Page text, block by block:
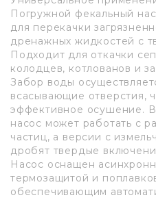
Погружной фекальный
для перекачки
дренажных жидкостей с
Подходит для откачки
колодцев, котлованов и
Забор воды
всасывающие отверстия,
эффективное осушение.
насос может работать с
частиц, а версии с
дробят твердые
Насос оснащен
термозащитой и
обеспечивающим